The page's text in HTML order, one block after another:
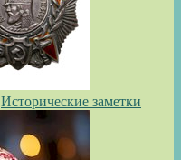
Исторические заметки